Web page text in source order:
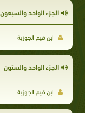
الجزء الواحد والسبعون
ابن قيم الجوزية
الجزء الواحد والستون
ابن قيم الجوزية